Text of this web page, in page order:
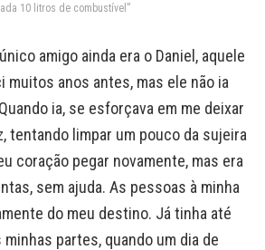
10 litros de combustível”
amigo ainda era o Daniel, aquele
muitos anos antes, mas ele não ia
ia, se esforçava em me deixar
tentando limpar um pouco da sujeira
coração pegar novamente, mas era
sem ajuda. As pessoas à minha
do meu destino. Já tinha até
partes, quando um dia de